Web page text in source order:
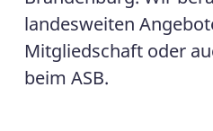
landesweiten
Mitgliedschaft oder
beim ASB.